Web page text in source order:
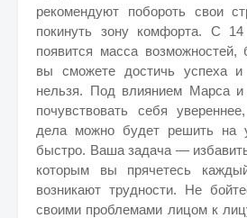
рекомендуют побороть свои
покинуть зону комфорта. С
появится масса возможностей,
вы сможете достичь успеха и
нельзя. Под влиянием Марса
почувствовать себя
дела можно будет решить на
быстро. Ваша задача —
которым вы прячетесь
возникают трудности. Не
своими проблемами лицом к